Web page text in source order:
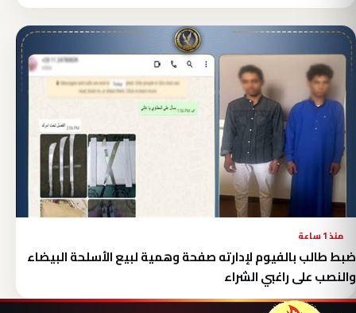
منذ 1 ساعة
ضبط طالب بالفيوم لإدارته صفحة وهمية لبيع الأسلحة البيضاء
والنصب على راغبي الشراء